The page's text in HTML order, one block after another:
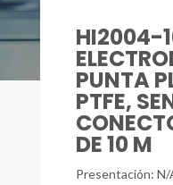
HI2004-
PUNTA
PTFE,
DE 10 M
Presentación: N/